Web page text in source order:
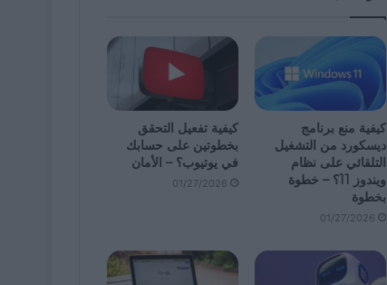
كيفية منع برنامج
ديسكورد من التشغيل
التلقائي على نظام
ويندوز 11؟ – خطوة
بخطوة
01/27/2026
كيفية تفعيل التحقق
بخطوتين على حسابك
في يوتيوب؟ – الأمان
01/27/2026